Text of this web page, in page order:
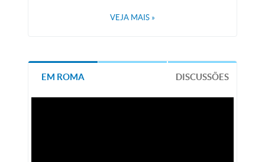
VEJA MAIS »
EM ROMA DISCUSSÕES